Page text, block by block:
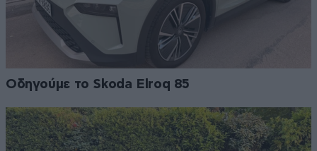
Οδηγούμε το Skoda Elroq 85